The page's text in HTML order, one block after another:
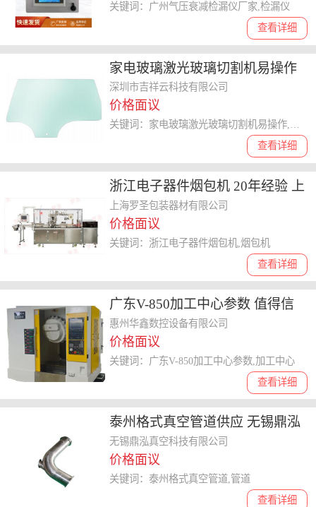
查看详细
关键词：广州气压衰减检漏仪厂家,检漏仪
家电玻璃激光玻璃切割机易操作
贴心服务 深圳市吉祥云科技供应
深圳市吉祥云科技有限公司
价格面议
查看详细
关键词：家电玻璃激光玻璃切割机易操作,激光玻璃切割机
浙江电子器件烟包机 20年经验 上
海罗圣包装器材供应
上海罗圣包装器材有限公司
价格面议
查看详细
关键词：浙江电子器件烟包机,烟包机
广东V-850加工中心参数 值得信
赖 惠州华鑫数控设备供应
惠州华鑫数控设备有限公司
价格面议
查看详细
关键词：广东V-850加工中心参数,加工中心
泰州格式真空管道供应 无锡鼎泓
真空科技供应
无锡鼎泓真空科技有限公司
价格面议
查看详细
关键词：泰州格式真空管道,管道